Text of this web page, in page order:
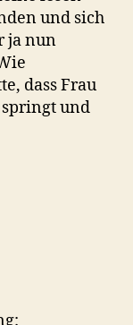
und sich
ja nun
dass Frau
springt und